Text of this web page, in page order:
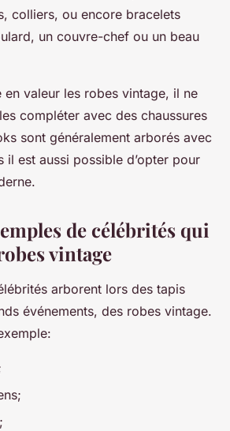
colliers, ou encore bracelets
un couvre-chef ou un beau
en valeur les robes vintage, il ne
compléter avec des chaussures
sont généralement arborés avec
il est aussi possible d’opter pour
de célébrités qui
vintage
arborent lors des tapis
événements, des robes vintage.